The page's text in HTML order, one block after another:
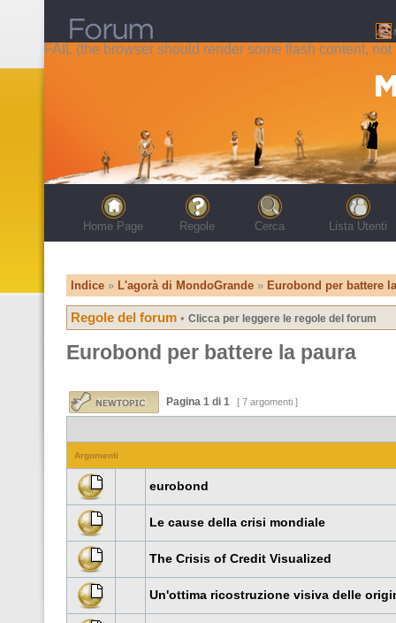
FAIL (the browser should render some flash content, not
Home Page Regole Cerca Lista Utenti
Indice » L'agorà di MondoGrande » Eurobond per battere
Regole del forum • Clicca per leggere le regole del forum
Eurobond per battere la paura
Pagina 1 di 1 [ 7 argomenti ]
Argomenti
eurobond
Le cause della crisi mondiale
The Crisis of Credit Visualized
Un'ottima ricostruzione visiva delle